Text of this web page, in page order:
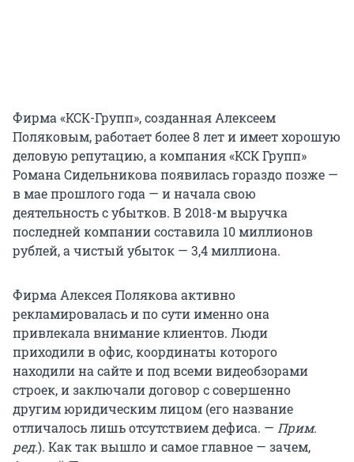
Фирма «КСК-Групп», созданная Алексеем
Поляковым, работает более 8 лет и имеет хорошую
деловую репутацию, а компания «КСК Групп»
Романа Сидельникова появилась гораздо позже —
в мае прошлого года — и начала свою
деятельность с убытков. В 2018-м выручка
последней компании составила 10 миллионов
рублей, а чистый убыток — 3,4 миллиона.
Фирма Алексея Полякова активно
рекламировалась и по сути именно она
привлекала внимание клиентов. Люди
приходили в офис, координаты которого
находили на сайте и под всеми видеобзорами
строек, и заключали договор с совершенно
другим юридическим лицом (его название
отличалось лишь отсутствием дефиса. — Прим.
ред.). Как так вышло и самое главное — зачем,